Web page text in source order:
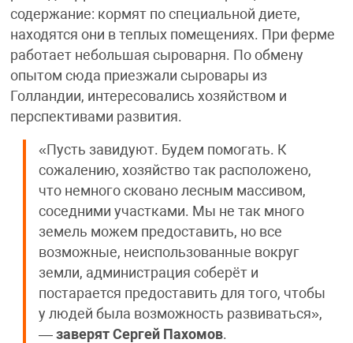
содержание: кормят по специальной диете,
находятся они в теплых помещениях. При ферме
работает небольшая сыроварня. По обмену
опытом сюда приезжали сыровары из
Голландии, интересовались хозяйством и
перспективами развития.
«Пусть завидуют. Будем помогать. К
сожалению, хозяйство так расположено,
что немного сковано лесным массивом,
соседними участками. Мы не так много
земель можем предоставить, но все
возможные, неиспользованные вокруг
земли, администрация соберёт и
постарается предоставить для того, чтобы
у людей была возможность развиваться»,
— заверят Сергей Пахомов.